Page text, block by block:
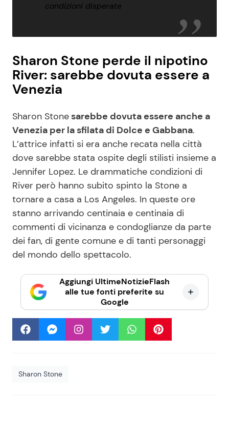
condizioni disperate
Sharon Stone perde il nipotino
River: sarebbe dovuta essere a
Venezia
Sharon Stonesarebbe dovuta essere anche a
Venezia per la sfilata di Dolce e Gabbana.
L’attrice infatti si era anche recata nella città
dove sarebbe stata ospite degli stilisti insieme a
Jennifer Lopez. Le drammatiche condizioni di
River però hanno subito spinto la Stone a
tornare a casa a Los Angeles. In queste ore
stanno arrivando centinaia e centinaia di
commenti di vicinanza e condoglianze da parte
dei fan, di gente comune e di tanti personaggi
del mondo dello spettacolo.
Aggiungi UltimeNotizieFlash
alle tue fonti preferite su
Google
Sharon Stone